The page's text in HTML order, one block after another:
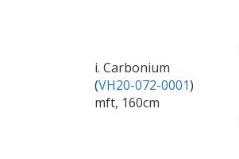
i. Carbonium
(VH20-072-0001)
mft, 160cm